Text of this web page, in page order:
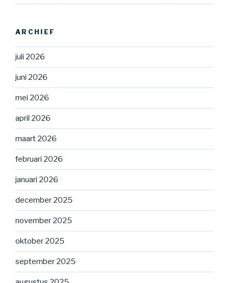
ARCHIEF
juli 2026
juni 2026
mei 2026
april 2026
maart 2026
februari 2026
januari 2026
december 2025
november 2025
oktober 2025
september 2025